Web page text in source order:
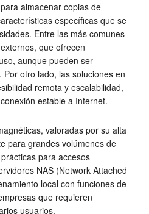
almacenar copias de
específicas que se
Entre las más comunes
que ofrecen
aunque pueden ser
otro lado, las soluciones en
remota y escalabilidad,
estable a Internet.
valoradas por su alta
para grandes volúmenes de
para accesos
NAS (Network Attached
local con funciones de
que requieren
usuarios.